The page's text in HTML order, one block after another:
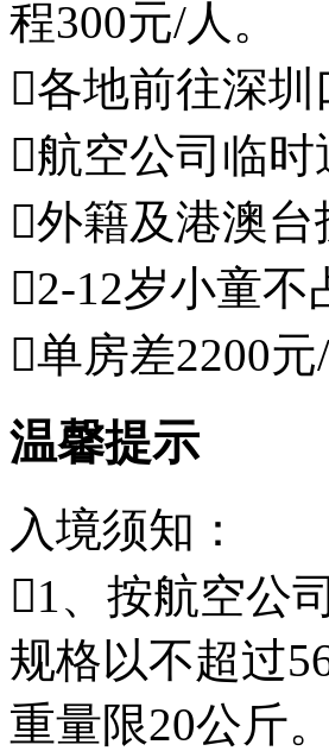
程300元/人。
各地前往深
航空公司临
外籍及港澳
2-12岁小童不
单房差2200元
温馨提示
入境须知：
1、按航空公
规格以不超过
重量限20公斤